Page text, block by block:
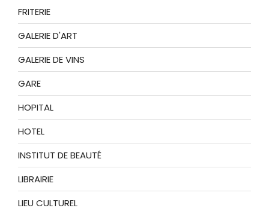
FRITERIE
GALERIE D'ART
GALERIE DE VINS
GARE
HOPITAL
HOTEL
INSTITUT DE BEAUTÉ
LIBRAIRIE
LIEU CULTUREL